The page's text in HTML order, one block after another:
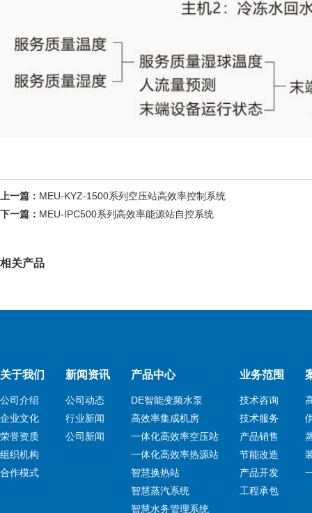
上一篇： MEU-KYZ-1500系列空压站高效率控制系统
下一篇： MEU-IPC500系列高效率能源站自控系统
相关产品
关于我们
公司介绍
企业文化
荣誉资质
组织机构
合作模式
新闻资讯
公司动态
行业新闻
公司新闻
产品中心
DE智能变频水泵
高效率集成机房
一体化高效率空压站
一体化高效率热源站
智慧换热站
智慧蒸汽系统
智慧水务管理系统
业务范围
技术咨询
技术服务
产品销售
节能改造
产品开发
工程承包